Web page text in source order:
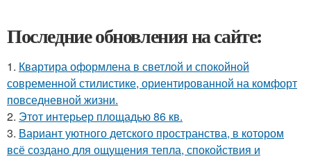
Последние обновления на сайте:
1. Квартира оформлена в светлой и спокойной
современной стилистике, ориентированной на комфорт
повседневной жизни.
2. Этот интерьер площадью 86 кв.
3. Вариант уютного детского пространства, в котором
всё создано для ощущения тепла, спокойствия и